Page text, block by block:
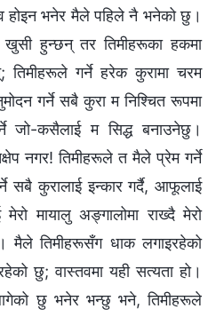
होइन भनेर मैले पहिले नै भनेको छु।
हुन्छन् तर तिमीहरूका हकमा
गर्ने हरेक कुरामा चरम
गर्ने सबै कुरा म निश्‍चित रूपमा
जो-कसैलाई म सिद्ध बनाउनेछु।
नगर! तिमीहरूले त मैले प्रेम गर्ने
सबै कुरालाई इन्कार गर्दै, आफूलाई
मायालु अङ्गालोमा राख्दै मेरो
मैले तिमीहरूसँग धाक लगाइरहेको
छु; वास्तवमा यही सत्यता हो।
छु भनेर भन्छु भने, तिमीहरूले